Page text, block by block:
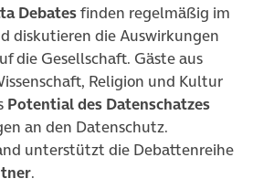
Debatesfinden regelmäßig im
diskutieren die Auswirkungen
die Gesellschaft. Gäste aus
Religion und Kultur
Potential des Datenschatzes
an den Datenschutz.
unterstützt die Debattenreihe
.